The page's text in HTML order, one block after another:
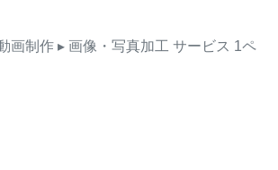
画制作 ▸ 画像・写真加工 サービス 1ペ